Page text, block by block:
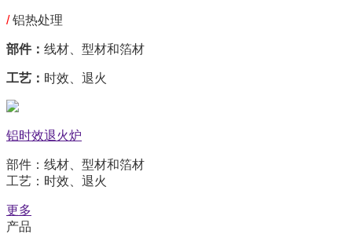
/铝热处理
部件： 线材、型材和箔材
工艺： 时效、退火
铝时效退火炉
部件：线材、型材和箔材
工艺：时效、退火
更多
产品